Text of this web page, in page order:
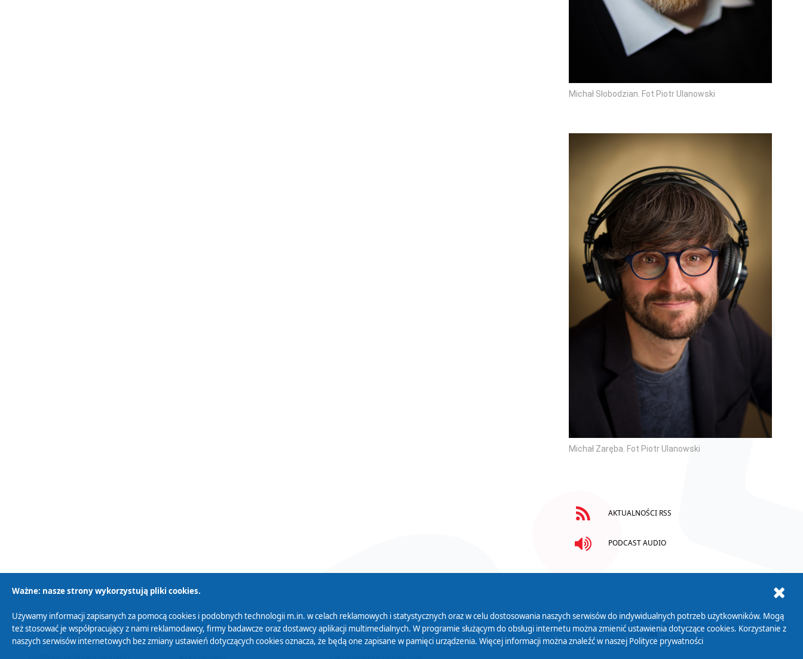
Michał Słobodzian. Fot Piotr Ulanowski
Michał Zaręba. Fot Piotr Ulanowski
AKTUALNOŚCI RSS
PODCAST AUDIO
Polityka Prywatności Zasady korzystania z Serwisu
Organizacje Pożytku
Publicznego
Cyfryzacja DAB+
Biuletyn Informacji
Publicznej
Ważne: nasze strony wykorzystują pliki cookies.
Używamy informacji zapisanych za pomocą cookies i podobnych technologii m.in. w celach reklamowych i statystycznych oraz w celu dostosowania naszych serwisów do indywidualnych potrzeb użytkowników. Mogą
też stosować je współpracujący z nami reklamodawcy, firmy badawcze oraz dostawcy aplikacji multimedialnych. W programie służącym do obsługi internetu można zmienić ustawienia dotyczące cookies. Korzystanie z
naszych serwisów internetowych bez zmiany ustawień dotyczących cookies oznacza, że będą one zapisane w pamięci urządzenia. Więcej informacji można znaleźć w naszej Polityce prywatności